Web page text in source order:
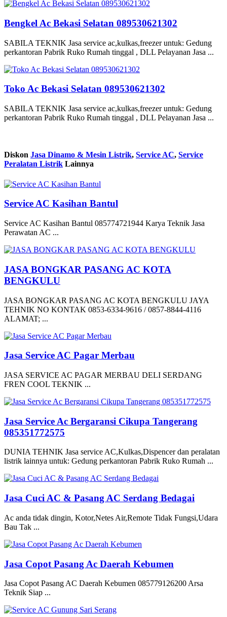
Bengkel Ac Bekasi Selatan 089530621302
SABILA TEKNIK Jasa service ac,kulkas,freezer untuk: Gedung
perkantoran Pabrik Ruko Rumah tinggal , DLL Pelayanan Jasa ...
Toko Ac Bekasi Selatan 089530621302
SABILA TEKNIK Jasa service ac,kulkas,freezer untuk: Gedung
perkantoran Pabrik Ruko Rumah tinggal , DLL Pelayanan Jasa ...
Diskon Jasa Dinamo & Mesin Listrik, Service AC, Service
Peralatan Listrik Lainnya
Service AC Kasihan Bantul
Service AC Kasihan Bantul 085774721944 Karya Teknik Jasa
Perawatan AC ...
JASA BONGKAR PASANG AC KOTA
BENGKULU
JASA BONGKAR PASANG AC KOTA BENGKULU JAYA
TEHNIK NO KONTAK 0853-6334-9616 / 0857-8844-4116
ALAMAT; ...
Jasa Service AC Pagar Merbau
JASA SERVICE AC PAGAR MERBAU DELI SERDANG
FREN COOL TEKNIK ...
Jasa Service Ac Bergaransi Cikupa Tangerang
085351772575
DUNIA TEHNIK Jasa service AC,Kulkas,Dispencer dan peralatan
listrik lainnya untuk: Gedung perkantoran Pabrik Ruko Rumah ...
Jasa Cuci AC & Pasang AC Serdang Bedagai
Ac anda tidak dingin, Kotor,Netes Air,Remote Tidak Fungsi,Udara
Bau Tak ...
Jasa Copot Pasang Ac Daerah Kebumen
Jasa Copot Pasang AC Daerah Kebumen 085779126200 Arsa
Teknik Siap ...